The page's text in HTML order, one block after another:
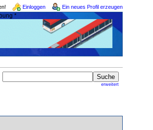
Einloggen Ein neues Profil erzeugen
*
erweitert